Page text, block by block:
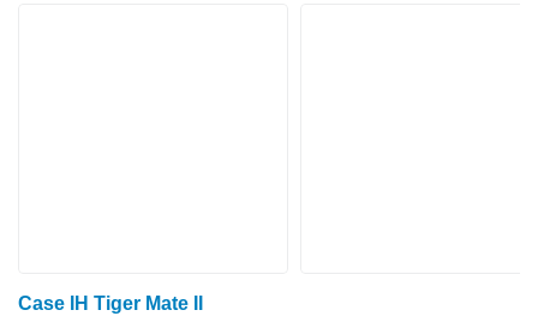
Case IH Tiger Mate II